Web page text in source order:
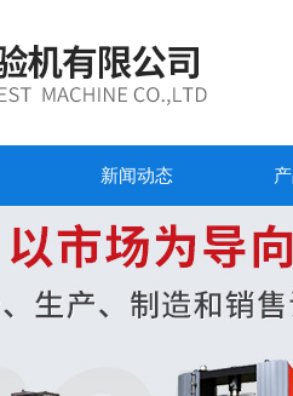
新闻动态